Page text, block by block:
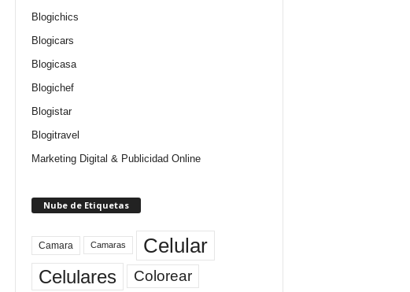
Blogichics
Blogicars
Blogicasa
Blogichef
Blogistar
Blogitravel
Marketing Digital & Publicidad Online
Nube de Etiquetas
Camara Camaras Celular
Celulares Colorear